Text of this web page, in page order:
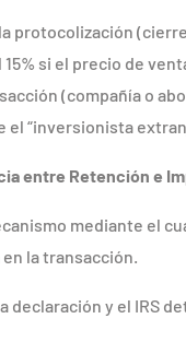
protocolización
15% si el precio de
(compañía o
el “inversionista
entre Retención e
mediante el
la transacción.
declaración y el IRS